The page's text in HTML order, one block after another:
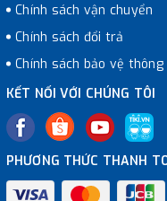
Chính sách vận chuyển
Chính sách đổi trả
Chính sách bảo vệ
KẾT NỐI VỚI CHÚNG TÔI
PHƯƠNG THỨC THANH